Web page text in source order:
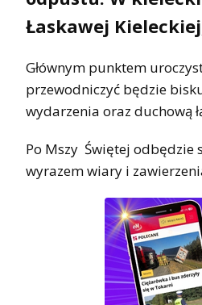
Łaskawej
Głównym punktem
przewodniczyć będzie
wydarzenia oraz duchową
Po Mszy Świętej odbędzie
wyrazem wiary i